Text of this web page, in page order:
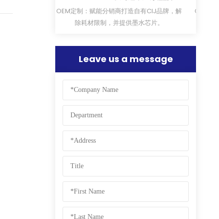
机
CYCJET LU15F系列紫外飞行激光打印机，具备
高工作功率，可满足高速二维码、数据矩阵码
过国际认证CE、FDA。
Leave us a message